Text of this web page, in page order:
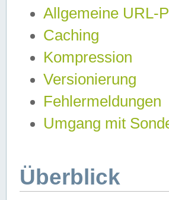
Allgemeine URL-
Caching
Kompression
Versionierung
Fehlermeldungen
Umgang mit
Überblick